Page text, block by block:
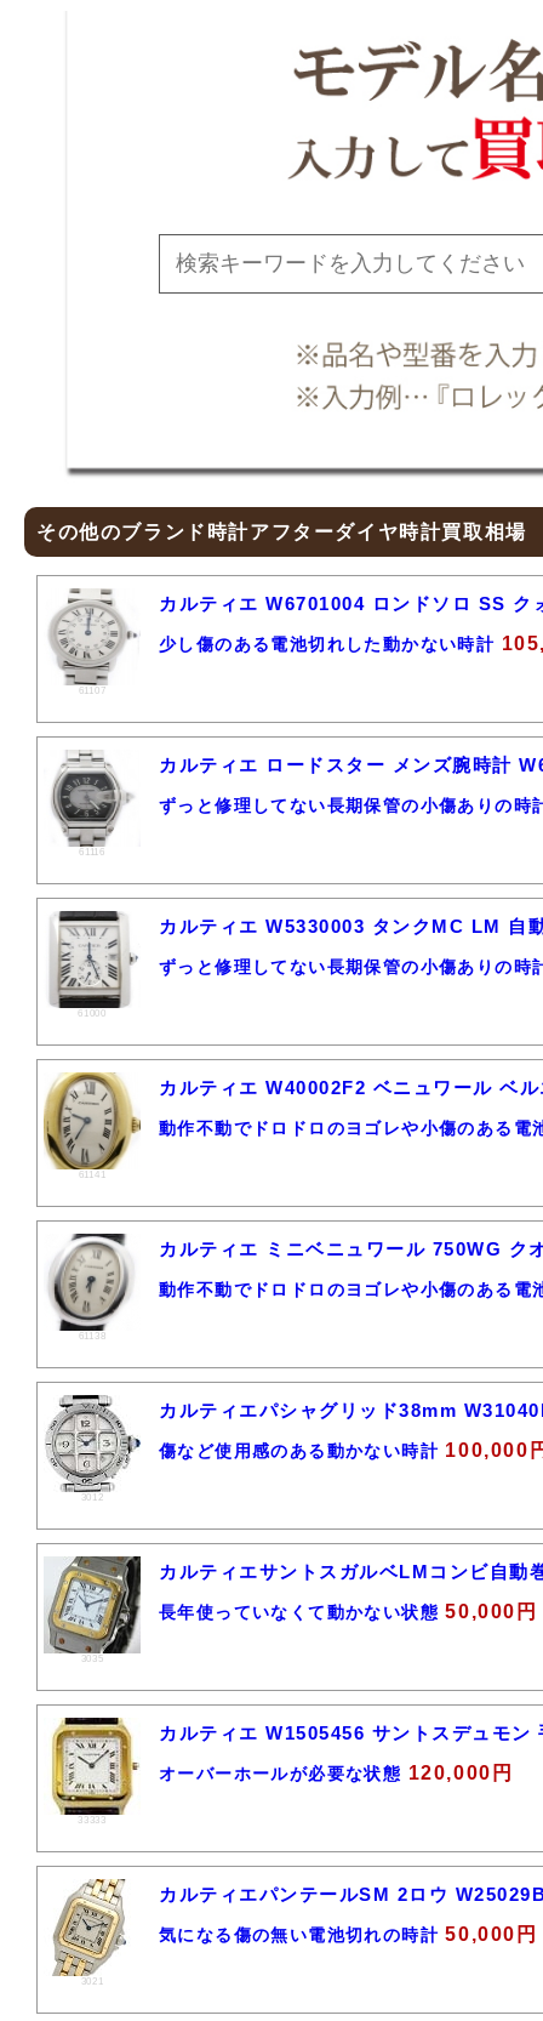
その他のブランド時計アフターダイヤ時計買取相場
61107
カルティエ W6701004 ロンドソロ SS ク
少し傷のある電池切れした動かない時計
61116
カルティエ ロードスター メンズ腕時計
ずっと修理してない長期保管の小傷ありの時
61000
カルティエ W5330003 タンクMC LM 自
ずっと修理してない長期保管の小傷ありの時
61141
カルティエ W40002F2 ベニュワール ベ
動作不動でドロドロのヨゴレや小傷のある電
61138
カルティエ ミニベニュワール 750WG ク
動作不動でドロドロのヨゴレや小傷のある電
3012
カルティエパシャグリッド38mm
傷など使用感のある動かない時計 100,000
3035
カルティエサントスガルベLMコンビ自動
長年使っていなくて動かない状態 50,000円
33333
カルティエ W1505456 サントスデュモ
オーバーホールが必要な状態 120,000円
3021
カルティエパンテールSM 2ロウ
気になる傷の無い電池切れの時計 50,000円